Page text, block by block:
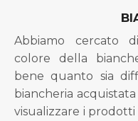
Abbiamo cercato
colore della
bene quanto sia
biancheria
visualizzare i prodotti